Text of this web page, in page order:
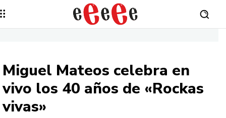
Miguel Mateos celebra en
vivo los 40 años de «Rockas
vivas»